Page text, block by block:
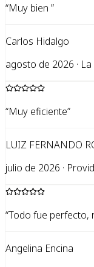
“Muy bien ”
Carlos Hidalgo
agosto de 2026 · La
“Muy eficiente”
LUIZ FERNANDO
julio de 2026 ·
“Todo fue perfecto,
Angelina Encina